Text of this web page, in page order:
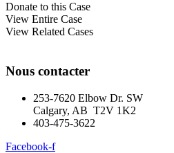
Donate to this Case
View Entire Case
View Related Cases
Nous contacter
253-7620 Elbow Dr. SW
Calgary, AB T2V 1K2
403-475-3622
Facebook-f